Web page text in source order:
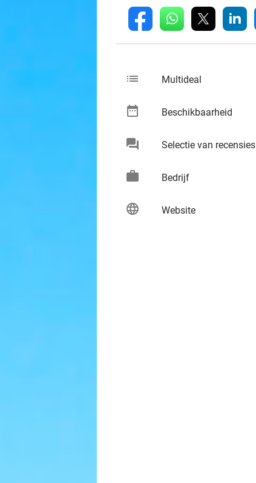
fb whatsapp linkedin
list Multideal
date_range Beschikbaarheid
chat Selectie van recensies
work Bedrijf
language Website